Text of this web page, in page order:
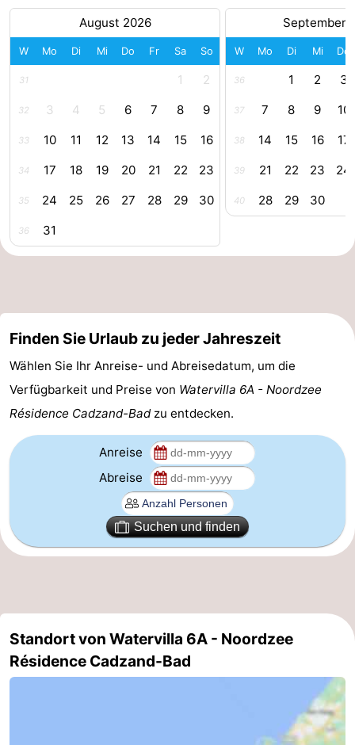
Route
Parken
Reisebuchshop
Medizin
Adressen
Region
Zeeland
-
Veere
-
Domburg
-
Zoutelande
-
Vlissingen
-
Vlaanderen
-
Nieuwvliet
Sluis
-
Cadzand-
-
August 2026
W Mo Di Mi Do Fr Sa So
31 1 2
32 3 4 5 6 7 8 9
33 10 11 12 13 14 15 16
34 17 18 19 20 21 22 23
35 24 25 26 27 28 29 30
36 31
September
W Mo Di Mi Do
36 1 2 3
37 7 8 9 10
38 14 15 16 17
39 21 22 23 24
40 28 29 30
Finden Sie Urlaub zu jeder Jahreszeit
Wählen Sie Ihr Anreise- und Abreisedatum, um die
Verfügbarkeit und Preise von Watervilla 6A - Noordzee
Résidence Cadzand-Badzu entdecken.
Anreise
Abreise
Suchen und finden
Standort von Watervilla 6A - Noordzee
Résidence Cadzand-Bad